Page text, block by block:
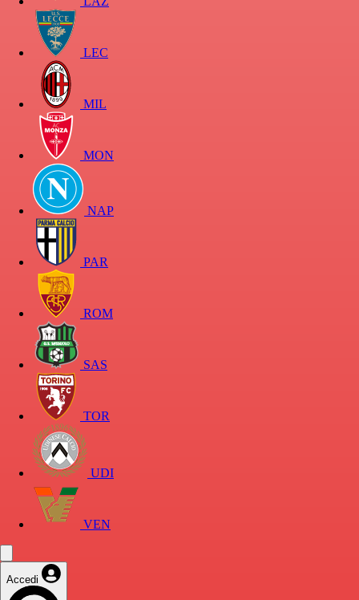
LEC
MIL
MON
NAP
PAR
ROM
SAS
TOR
UDI
VEN
Accedi